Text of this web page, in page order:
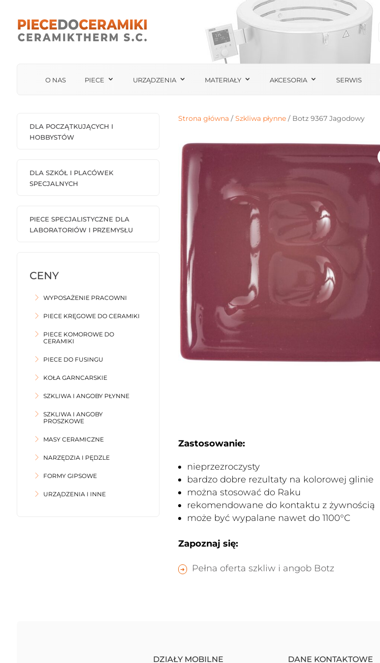
O NAS PIECE URZĄDZENIA MATERIAŁY AKCESORIA SERWIS
DLA POCZĄTKUJĄCYCH I
HOBBYSTÓW
DLA SZKÓŁ I PLACÓWEK
SPECJALNYCH
PIECE SPECJALISTYCZNE DLA
LABORATORIÓW I PRZEMYSŁU
WYPOSAŻENIE PRACOWNI
PIECE KRĘGOWE DO CERAMIKI
PIECE KOMOROWE DO
CERAMIKI
PIECE DO FUSINGU
KOŁA GARNCARSKIE
SZKLIWA I ANGOBY PŁYNNE
SZKLIWA I ANGOBY
PROSZKOWE
MASY CERAMICZNE
NARZĘDZIA I PĘDZLE
FORMY GIPSOWE
URZĄDZENIA I INNE
Strona główna /Szkliwa płynne / Botz 9367 Jagodowy
Zastosowanie:
nieprzezroczysty
bardzo dobre rezultaty na kolorowej glinie
można stosować do Raku
rekomendowane do kontaktu z żywnością
może być wypalane nawet do 1100°C
Zapoznaj się:
Pełna oferta szkliw i angob Botz
DZIAŁY MOBILNE DANE KONTAKTOWE